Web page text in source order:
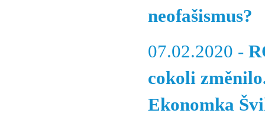
neofašismus?
07.02.2020 -
cokoli
Ekonomka